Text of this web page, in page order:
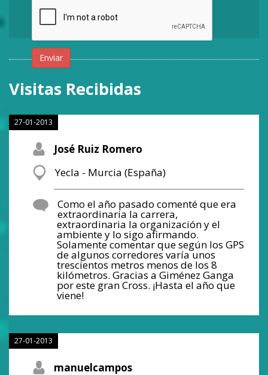
Enviar
Visitas Recibidas
27-01-2013
José Ruiz Romero
Yecla - Murcia (España)
Como el año pasado comenté que era
extraordinaria la carrera,
extraordinaria la organización y el
ambiente y lo sigo afirmando.
Solamente comentar que según los GPS
de algunos corredores varía unos
trescientos metros menos de los 8
kilómetros. Gracias a Giménez Ganga
por este gran Cross. ¡Hasta el año que
viene!
27-01-2013
manuelcampos